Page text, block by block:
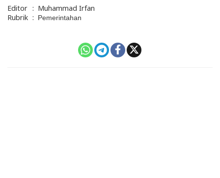
Editor : Muhammad Irfan
Rubrik : Pemerintahan